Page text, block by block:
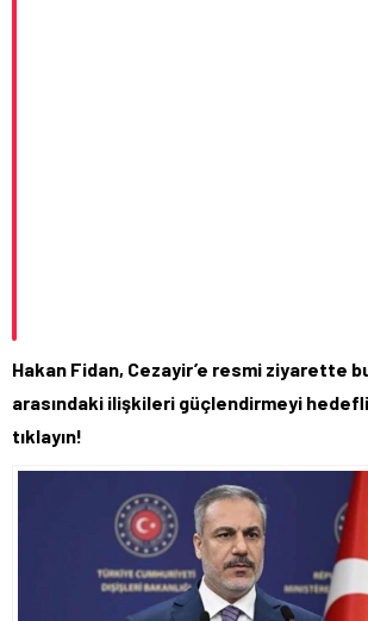
Hakan Fidan, Cezayir’e resmi ziyarette
arasındaki ilişkileri güçlendirmeyi
tıklayın!